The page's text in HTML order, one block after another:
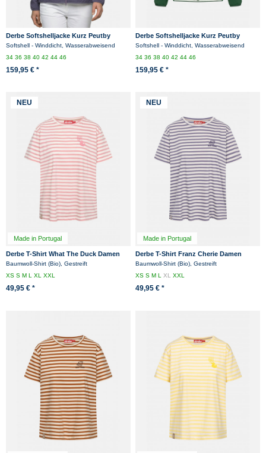
Derbe Softshelljacke Kurz Peutby
Damen Lila Grau
Softshell - Winddicht, Wasserabweisend
34363840424446
159,95 € *
Derbe Softshelljacke Kurz Peutby
Damen Grün
Softshell - Winddicht, Wasserabweisend
34363840424446
159,95 € *
NEU
Made in Portugal
Derbe T-Shirt What The Duck Damen
Rosa Streifenshirt GOTS Organic
Baumwoll-Shirt (Bio), Gestreift
XSS M LXLXXL
49,95 € *
NEU
Made in Portugal
Derbe T-Shirt Franz Cherie Damen
Beige Lila Grau Streifenshirt GOTS
Organic
Baumwoll-Shirt (Bio), Gestreift
XSS M LXLXXL
49,95 € *